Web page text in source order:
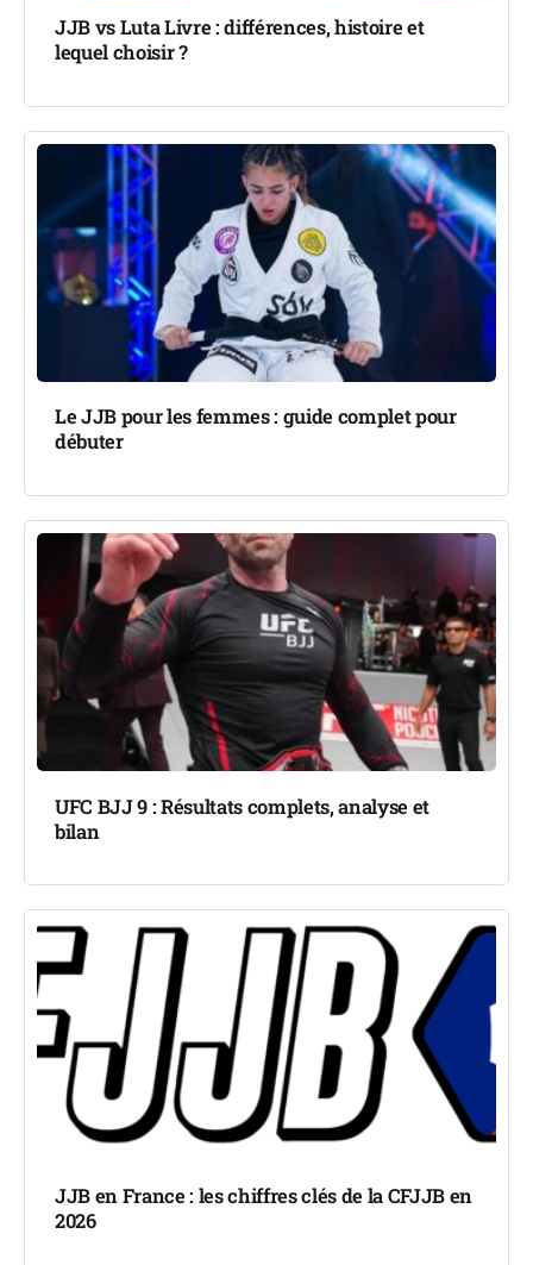
JJB vs Luta Livre : différences, histoire et
lequel choisir ?
Le JJB pour les femmes : guide complet pour
débuter
UFC BJJ 9 : Résultats complets, analyse et
bilan
JJB en France : les chiffres clés de la CFJJB en
2026